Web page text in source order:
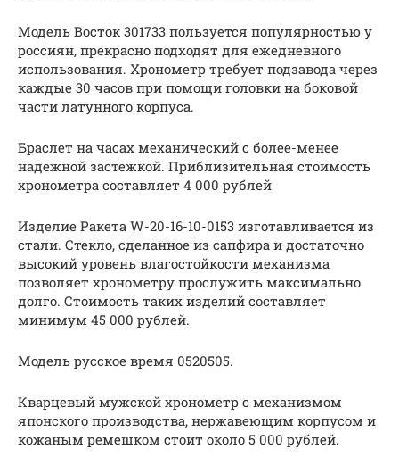
Модель Восток 301733 пользуется популярностью у
россиян, прекрасно подходят для ежедневного
использования. Хронометр требует подзавода через
каждые 30 часов при помощи головки на боковой
части латунного корпуса.
Браслет на часах механический с более-менее
надежной застежкой. Приблизительная стоимость
хронометра составляет 4 000 рублей
Изделие Ракета W-20-16-10-0153 изготавливается из
стали. Стекло, сделанное из сапфира и достаточно
высокий уровень влагостойкости механизма
позволяет хронометру прослужить максимально
долго. Стоимость таких изделий составляет
минимум 45 000 рублей.
Модель русское время 0520505.
Кварцевый мужской хронометр с механизмом
японского производства, нержавеющим корпусом и
кожаным ремешком стоит около 5 000 рублей.